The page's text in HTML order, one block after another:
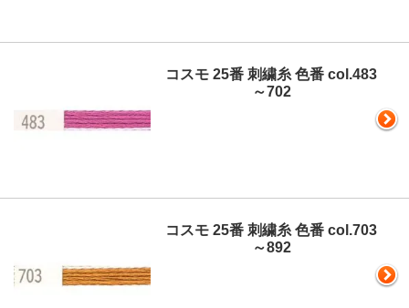
コスモ 25番 刺繍糸 色番 col.483
～702
コスモ 25番 刺繍糸 色番 col.703
～892